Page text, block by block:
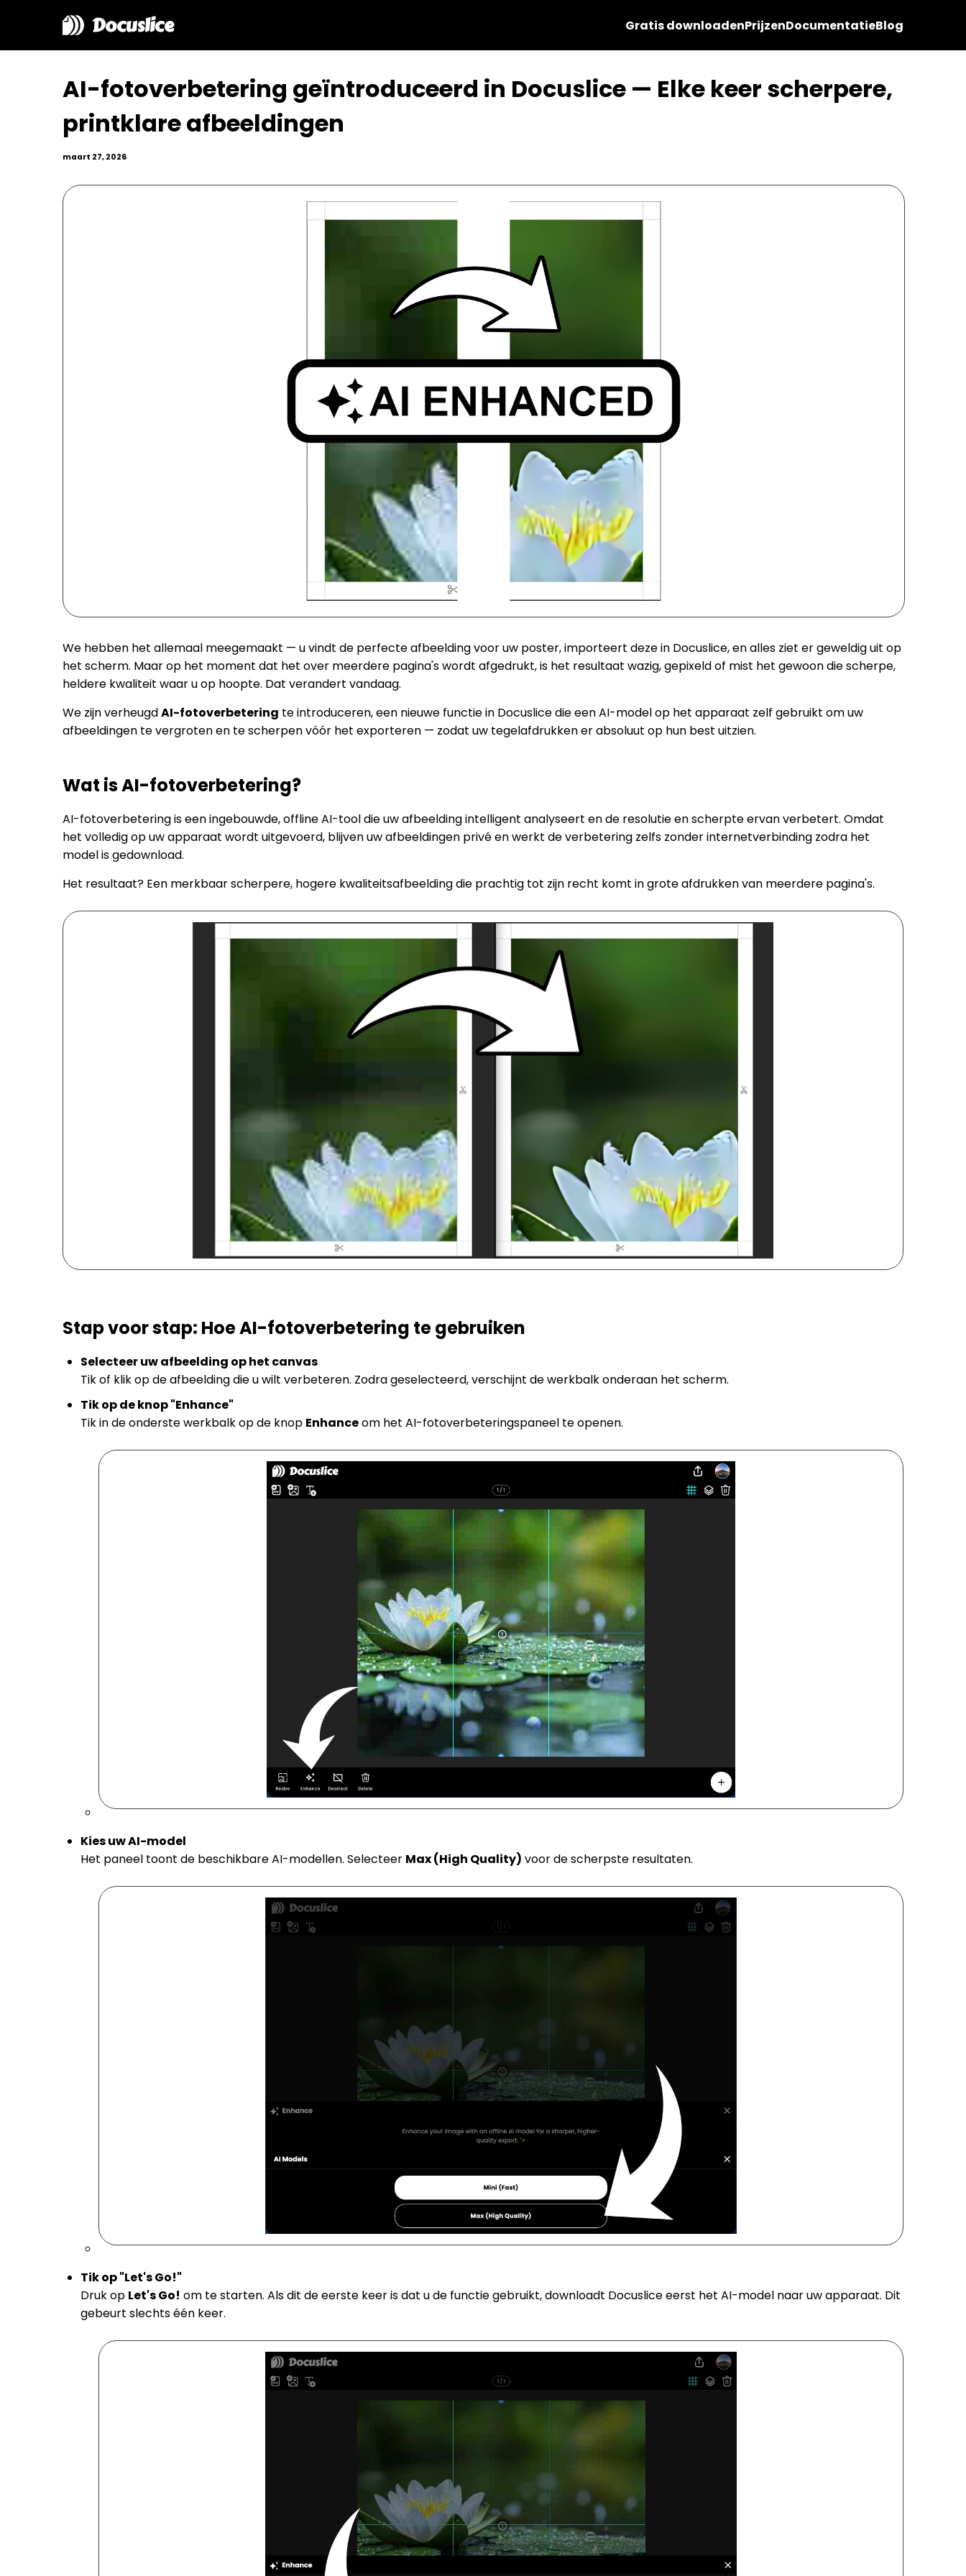
Docuslice Gratis downloadenPrijzenDocumentatieBlog
AI-fotoverbetering geïntroduceerd in Docuslice — Elke keer scherpere,
printklare afbeeldingen
maart 27, 2026
We hebben het allemaal meegemaakt — u vindt de perfecte afbeelding voor uw poster, importeert deze in Docuslice, en alles ziet er geweldig uit op
het scherm. Maar op het moment dat het over meerdere pagina's wordt afgedrukt, is het resultaat wazig, gepixeld of mist het gewoon die scherpe,
heldere kwaliteit waar u op hoopte. Dat verandert vandaag.
We zijn verheugdAI-fotoverbetering te introduceren, een nieuwe functie in Docuslice die een AI-model op het apparaat zelf gebruikt om uw
afbeeldingen te vergroten en te scherpen vóór het exporteren — zodat uw tegelafdrukken er absoluut op hun best uitzien.
Wat is AI-fotoverbetering?
AI-fotoverbetering is een ingebouwde, offline AI-tool die uw afbeelding intelligent analyseert en de resolutie en scherpte ervan verbetert. Omdat
het volledig op uw apparaat wordt uitgevoerd, blijven uw afbeeldingen privé en werkt de verbetering zelfs zonder internetverbinding zodra het
model is gedownload.
Het resultaat? Een merkbaar scherpere, hogere kwaliteitsafbeelding die prachtig tot zijn recht komt in grote afdrukken van meerdere pagina's.
Stap voor stap: Hoe AI-fotoverbetering te gebruiken
Selecteer uw afbeelding op het canvas
Tik of klik op de afbeelding die u wilt verbeteren. Zodra geselecteerd, verschijnt de werkbalk onderaan het scherm.
Tik op de knop "Enhance"
Tik in de onderste werkbalk op de knop Enhanceom het AI-fotoverbeteringspaneel te openen.
Kies uw AI-model
Het paneel toont de beschikbare AI-modellen. Selecteer Max (High Quality) voor de scherpste resultaten.
Tik op "Let's Go!"
Druk op Let's Go! om te starten. Als dit de eerste keer is dat u de functie gebruikt, downloadt Docuslice eerst het AI-model naar uw apparaat. Dit
gebeurt slechts één keer.